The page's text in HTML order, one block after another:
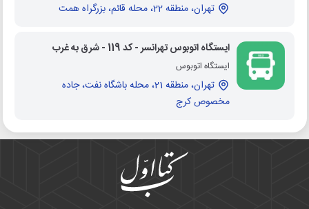
تهران، منطقه 22، محله قائم، بزرگراه همت
ایستگاه اتوبوس تهرانسر - کد 119 - شرق به غرب
ایستگاه اتوبوس
تهران، منطقه 21، محله باشگاه نفت، جاده
مخصوص کرج